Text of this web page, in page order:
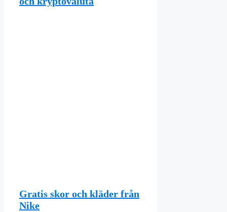
Gratis skor och kläder från
Nike